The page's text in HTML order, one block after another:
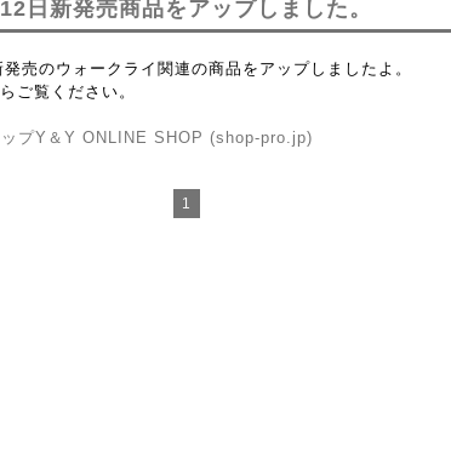
日新発売商品をアップしました。
売のウォークライ関連の商品をアップしましたよ。
ご覧ください。
プY＆Y ONLINE SHOP (shop-pro.jp)
1